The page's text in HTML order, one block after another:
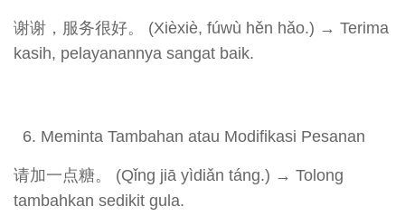
谢谢，服务很好。 (Xièxiè, fúwù hěn hǎo.) → Terima
kasih, pelayanannya sangat baik.
Meminta Tambahan atau Modifikasi Pesanan
请加一点糖。 (Qǐng jiā yìdiǎn táng.) → Tolong
tambahkan sedikit gula.